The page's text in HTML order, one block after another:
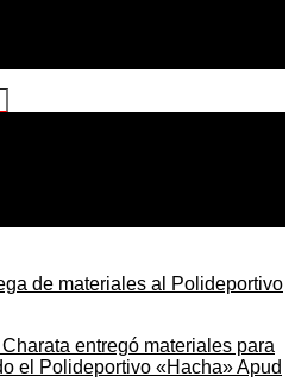
entregó materiales para
el Polideportivo «Hacha» Apud